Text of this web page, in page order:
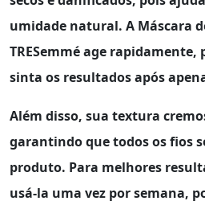
umidade natural. A Máscara
TRESemméage rapidamente,
sinta os resultados após
Além disso, sua textura
garantindo que todos os fios
produto. Para melhores
usá-la uma vez por semana,